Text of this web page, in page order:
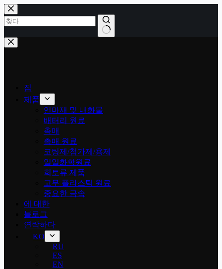
콘
텐
츠
로
건
결
집
제품
연마재 및 내화물
배터리 원료
촉매
촉매 원료
코팅제/첨가제/용제
일일화학원료
희토류 제품
고무 플라스틱 원료
중요한 금속
에 대한
블로그
연락하다
KO
RU
ES
EN